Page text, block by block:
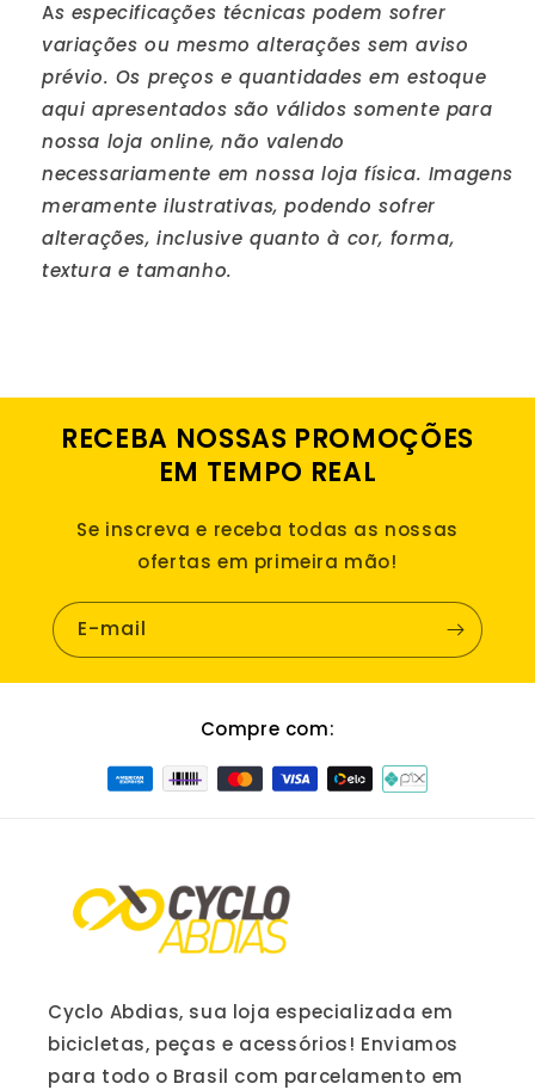
As especificações técnicas podem sofrer
variações ou mesmo alterações sem aviso
prévio. Os preços e quantidades em estoque
aqui apresentados são válidos somente para
nossa loja online, não valendo
necessariamente em nossa loja física. Imagens
meramente ilustrativas, podendo sofrer
alterações, inclusive quanto à cor, forma,
textura e tamanho.
RECEBA NOSSAS PROMOÇÕES
EM TEMPO REAL
Se inscreva e receba todas as nossas
ofertas em primeira mão!
E-mail
Compre com:
Cyclo Abdias, sua loja especializada em
bicicletas, peças e acessórios! Enviamos
para todo o Brasil com parcelamento em